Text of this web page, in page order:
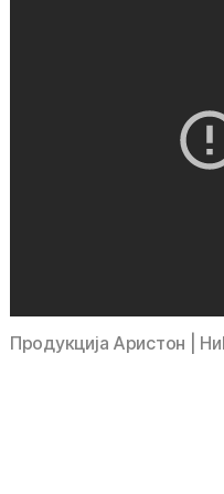
Продукција Аристон |